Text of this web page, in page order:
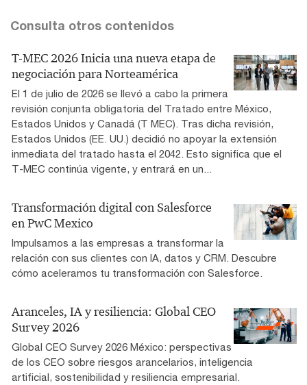
Consulta otros contenidos
T-MEC 2026 Inicia una nueva etapa de
negociación para Norteamérica
El 1 de julio de 2026 se llevó a cabo la primera
revisión conjunta obligatoria del Tratado entre México,
Estados Unidos y Canadá (T MEC). Tras dicha revisión,
Estados Unidos (EE. UU.) decidió no apoyar la extensión
inmediata del tratado hasta el 2042. Esto significa que el
T-MEC continúa vigente, y entrará en un...
Transformación digital con Salesforce
en PwC Mexico
Impulsamos a las empresas a transformar la
relación con sus clientes con IA, datos y CRM. Descubre
cómo aceleramos tu transformación con Salesforce.
Aranceles, IA y resiliencia: Global CEO
Survey 2026
Global CEO Survey 2026 México: perspectivas
de los CEO sobre riesgos arancelarios, inteligencia
artificial, sostenibilidad y resiliencia empresarial.